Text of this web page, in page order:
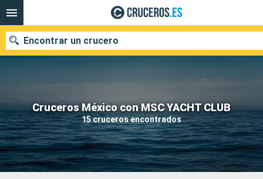
Cruceros México con MSC YACHT CLUB
15 cruceros encontrados
Encontrar un crucero
Nuestros destinos
Fecha de salida
Puertos Compañías